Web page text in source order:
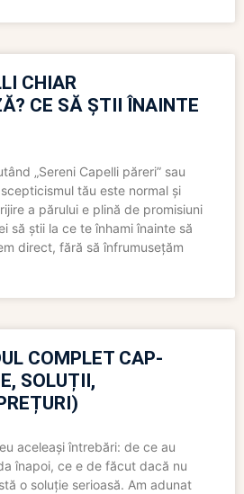
CHIAR
CE SĂ ȘTII ÎNAINTE
„Sereni Capelli păreri” sau
tău este normal și
a părului e plină de promisiuni
să știi la ce te înhami înainte să
direct, fără să înfrumusețăm
COMPLET CAP-
SOLUȚII,
aceleași întrebări: de ce au
înapoi, ce e de făcut dacă nu
o soluție serioasă. Am adunat